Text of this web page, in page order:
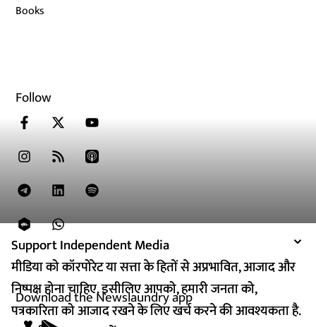
Support Independent Media
मीडिया को कॉरपोरेट या सत्ता के हितों से अप्रभावित, आजाद और
निष्पक्ष होना चाहिए. इसीलिए आपको, हमारी जनता को,
पत्रकारिता को आजाद रखने के लिए खर्च करने की आवश्यकता है.
Support Independent Media
मीडिया को कॉरपोरेट या सत्ता के हितों से अप्रभावित, आजाद और
निष्पक्ष होना चाहिए. इसीलिए आपको, हमारी जनता को,
पत्रकारिता को आजाद रखने के लिए खर्च करने की आवश्यकता है.
Books
Follow
Download the Newslaundry app